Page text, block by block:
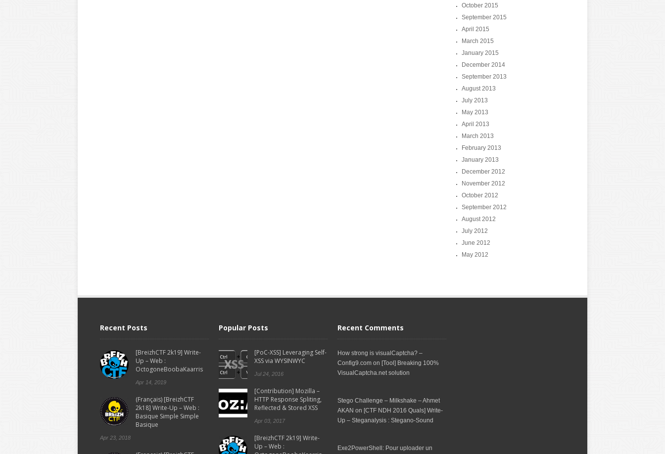
October 2015
September 2015
April 2015
March 2015
January 2015
December 2014
September 2013
August 2013
July 2013
May 2013
April 2013
March 2013
February 2013
January 2013
December 2012
November 2012
October 2012
September 2012
August 2012
July 2012
June 2012
May 2012
Recent Posts
[BreizhCTF 2k19] Write-
Up – Web :
OctogoneBoobaKaarris
Apr 14, 2019
(Français) [BreizhCTF
2k18] Write-Up – Web :
Basique Simple Simple
Basique
Apr 23, 2018
Popular Posts
[PoC-XSS] Leveraging Self-
XSS via WYSINWYC
Jul 24, 2016
[Contribution] Mozilla –
HTTP Response Spliting,
Reflected & Stored XSS
Apr 03, 2017
[BreizhCTF 2k19] Write-
Up – Web :
Recent Comments
How strong is visualCaptcha? –
Config9.com on [Tool] Breaking 100%
VisualCaptcha.net solution
Stego Challenge – Milkshake – Ahmet
AKAN on [CTF NDH 2016 Quals] Write-
Up – Steganalysis : Stegano-Sound
Exe2PowerShell: Pour uploader un